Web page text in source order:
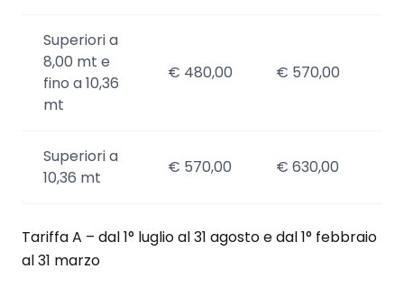
Superiori a
8,00 mt e
fino a 10,36
mt
€ 480,00 € 570,00
Superiori a
10,36 mt
€ 570,00 € 630,00
Tariffa A – dal 1° luglio al 31 agosto e dal 1° febbraio
al 31 marzo